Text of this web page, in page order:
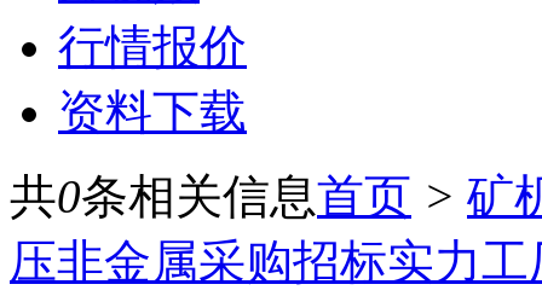
行情报价
资料下载
共0条相关信息首页 > 矿
压非金属采购招标实力工